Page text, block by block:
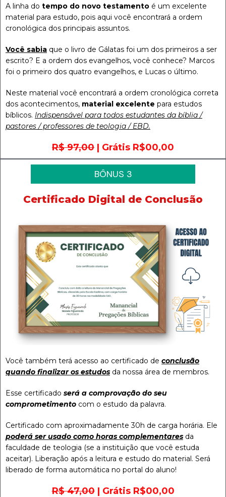
A linha do tempo do novo testamento é um excelente
material para estudo, pois aqui você encontrará a ordem
cronológica dos principais assuntos.
Você sabia que o livro de Gálatas foi um dos primeiros a ser
escrito? E a ordem dos evangelhos, você conhece? Marcos
foi o primeiro dos quatro evangelhos, e Lucas o último.
Neste material você encontrará a ordem cronológica correta
dos acontecimentos, material excelente para estudos
bíblicos. Indispensável para todos estudantes da bíblia /
pastores / professores de teologia / EBD.
R$ 97,00 | Grátis R$00,00
BÔNUS 3
Certificado Digital de Conclusão
Você também terá acesso ao certificado de conclusão
quando finalizar os estudos da nossa área de membros.
Esse certificado será a comprovação do seu
comprometimento com o estudo da palavra.
Certificado com aproximadamente 30h de carga horária. Ele
poderá ser usado como horas complementares da
faculdade de teologia (se a instituição que você estuda
aceitar). Liberação após a leitura e estudo do material. Será
liberado de forma automática no portal do aluno!
R$ 47,00| Grátis R$00,00